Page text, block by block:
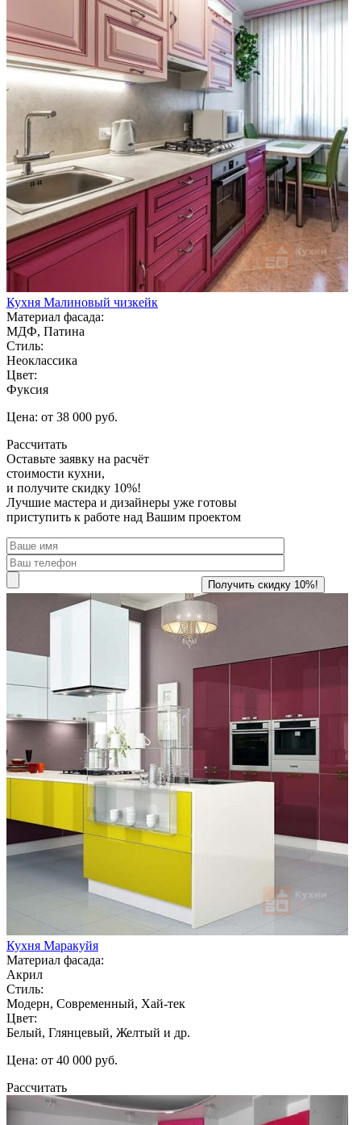
Кухня Малиновый чизкейк
Материал фасада:
МДФ, Патина
Стиль:
Неоклассика
Цвет:
Фуксия
Цена: от 38 000 руб.
Рассчитать
Оставьте заявку на расчёт
стоимости кухни,
и получите скидку 10%!
Лучшие мастера и дизайнеры уже готовы
приступить к работе над Вашим проектом
Кухня Маракуйя
Материал фасада:
Акрил
Стиль:
Модерн, Современный, Хай-тек
Цвет:
Белый, Глянцевый, Желтый и др.
Цена: от 40 000 руб.
Рассчитать